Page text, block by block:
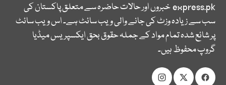
express.pkخبروں اور حالات حاضرہ سے متعلق پاکستان کی
سب سے زیادہ وزٹ کی جانے والی ویب سائٹ ہے۔ اس ویب سائٹ
پر شائع شدہ تمام مواد کے جملہ حقوق بحق ایکسپریس میڈیا
گروپ محفوظ ہیں۔